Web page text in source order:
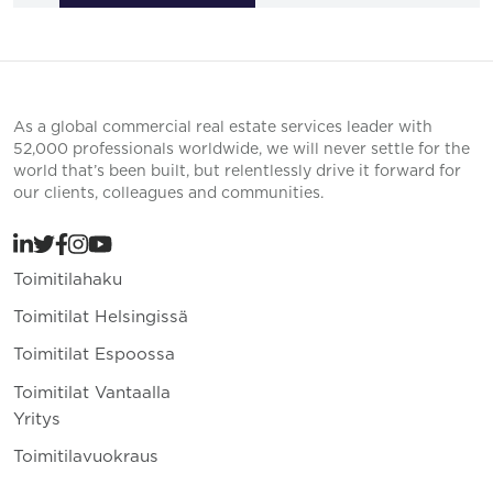
As a global commercial real estate services leader with
52,000 professionals worldwide, we will never settle for the
world that’s been built, but relentlessly drive it forward for
our clients, colleagues and communities.
Toimitilahaku
Toimitilat Helsingissä
Toimitilat Espoossa
Toimitilat Vantaalla
Yritys
Toimitilavuokraus